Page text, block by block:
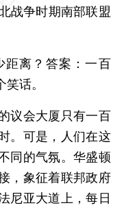
战争时期南部联盟
离？答案：一百
话。
会大厦只有一百
。可是，人们在这
同的气氛。华盛顿
，象征着联邦政府
尼亚大道上，每日